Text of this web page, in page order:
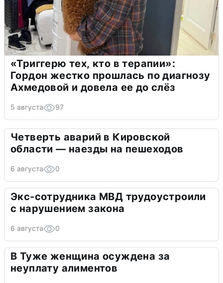
«Триггерю тех, кто в терапии»:
Гордон жестко прошлась по диагнозу
Ахмедовой и довела ее до слёз
5 августа 97
Четверть аварий в Кировской
области — наезды на пешеходов
6 августа 0
Экс-сотрудника МВД трудоустроили
с нарушением закона
6 августа 0
В Туже женщина осуждена за
неуплату алиментов